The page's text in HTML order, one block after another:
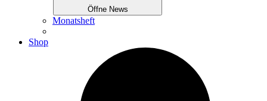
Öffne News
Monatsheft
Shop